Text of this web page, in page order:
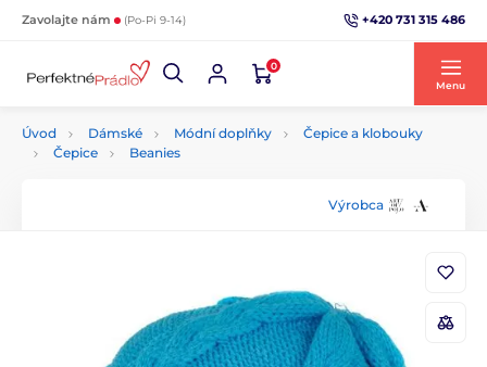
Zavolajte nám (Po-Pi 9-14) +420 731 315 486
0
Menu
Úvod Dámské Módní doplňky
Čepice a klobouky
Čepice
Beanies
Výrobca